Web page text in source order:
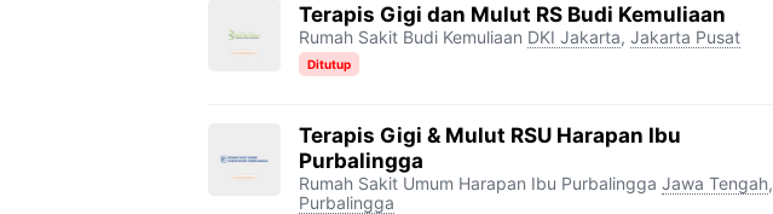
Terapis Gigi dan Mulut RS Budi Kemuliaan
Rumah Sakit Budi Kemuliaan DKI Jakarta, Jakarta Pusat
Ditutup
Terapis Gigi & Mulut RSU Harapan Ibu
Purbalingga
Rumah Sakit Umum Harapan Ibu Purbalingga Jawa Tengah,
Purbalingga